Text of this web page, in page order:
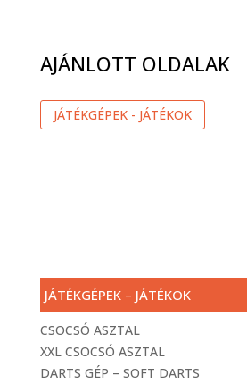
AJÁNLOTT OLDALAK
JÁTÉKGÉPEK - JÁTÉKOK
JÁTÉKGÉPEK – JÁTÉKOK
CSOCSÓ ASZTAL
XXL CSOCSÓ ASZTAL
DARTS GÉP – SOFT DARTS